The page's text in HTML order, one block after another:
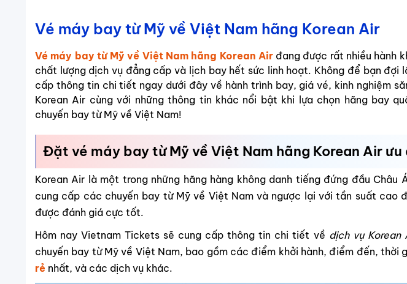
Vé máy bay từ Mỹ về Việt Nam hãng Korean Air
Vé máy bay từ Mỹ về Việt Nam hãng Korean Airđang được rất nhiều hành
chất lượng dịch vụ đẳng cấp và lịch bay hết sức linh hoạt. Không để bạn đợi
cấp thông tin chi tiết ngay dưới đây về hành trình bay, giá vé, kinh nghiệm
Korean Air cùng với những thông tin khác nổi bật khi lựa chọn hãng bay
chuyến bay từ Mỹ về Việt Nam!
Đặt vé máy bay từ Mỹ về Việt Nam hãng Korean Air ưu
Korean Air là một trong những hãng hàng không danh tiếng đứng đầu Châu
cung cấp các chuyến bay từ Mỹ về Việt Nam và ngược lại với tần suất cao
được đánh giá cực tốt.
Hôm nay Vietnam Tickets sẽ cung cấp thông tin chi tiết về dịch vụ Korean
chuyến bay từ Mỹ về Việt Nam, bao gồm các điểm khởi hành, điểm đến, thời
rẻ nhất, và các dịch vụ khác.